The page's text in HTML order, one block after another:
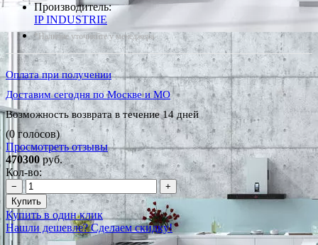
Производитель:
IP INDUSTRIE
*Наличие уточняйте у менеджера
Оплата при получении
Доставим сегодня по Москве и МО
Возможность возврата в течение 14 дней
(0 голосов)
Просмотреть отзывы
470300руб.
Кол-во:
−
+
Купить
Купить в один клик
Нашли дешевле? Сделаем скидку!